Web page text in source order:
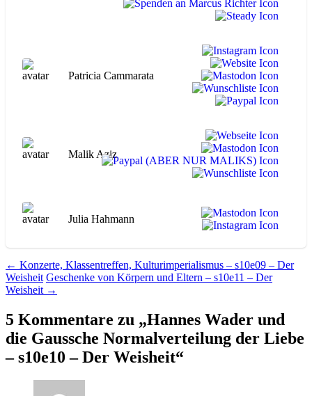
Patricia Cammarata
Malik Aziz
Julia Hahmann
Beitragsnavigation
← Konzerte, Klassentreffen, Kulturimperialismus – s10e09 – Der
Weisheit Geschenke von Körpern und Eltern – s10e11 – Der
Weisheit →
5 Kommentare zu „Hannes Wader und
die Gaussche Normalverteilung der Liebe
– s10e10 – Der Weisheit“